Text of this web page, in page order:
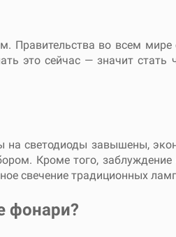
Правительства во всем
это сейчас — значит
светодиоды завышены,
Кроме того,
свечение традиционных
фонари?